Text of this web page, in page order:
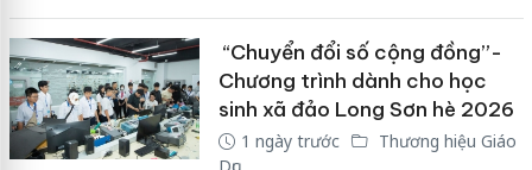
“Chuyển đổi số cộng đồng”-
Chương trình dành cho học
sinh xã đảo Long Sơn hè 2026
1 ngày trước
Thương hiệu Giáo